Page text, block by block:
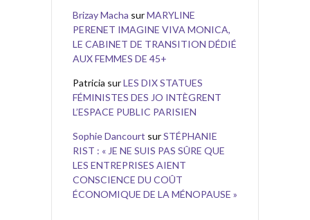
Brizay Macha surMARYLINE
PERENET IMAGINE VIVA MONICA,
LE CABINET DE TRANSITION DÉDIÉ
AUX FEMMES DE 45+
Patricia surLES DIX STATUES
FÉMINISTES DES JO INTÈGRENT
L’ESPACE PUBLIC PARISIEN
Sophie Dancourt surSTÉPHANIE
RIST : « JE NE SUIS PAS SÛRE QUE
LES ENTREPRISES AIENT
CONSCIENCE DU COÛT
ÉCONOMIQUE DE LA MÉNOPAUSE »